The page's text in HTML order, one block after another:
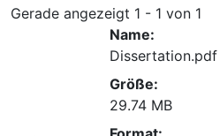
Gerade angezeigt 1 - 1 von 1
Name:
Dissertation.pdf
Größe:
29.74 MB